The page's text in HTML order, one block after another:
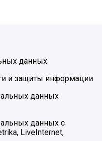
данных
и защиты информации
данных
данных с
LiveInternet,